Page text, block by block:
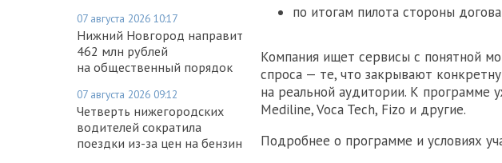
07 августа 2026 10:17
Нижний Новгород направит
462 млн рублей
на общественный порядок
07 августа 2026 09:12
Четверть нижегородских
водителей сократила
поездки из-за цен на бензин
по итогам пилота стороны
Компания ищет сервисы с понятной
спроса — те, что закрывают
на реальной аудитории. К программе
Mediline, Voca Tech, Fizo и другие.
Подробнее о программе и условиях